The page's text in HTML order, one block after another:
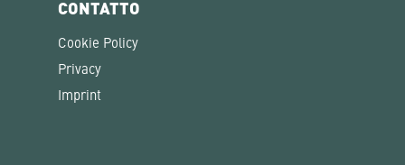
CONTATTO
Cookie Policy
Privacy
Imprint